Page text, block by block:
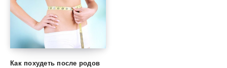
Как похудеть после родов